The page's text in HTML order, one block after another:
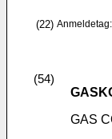
(22) Anmeldetag:
(54)
GAS